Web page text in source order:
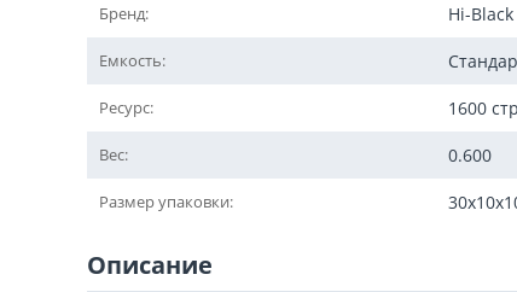
Бренд: Hi-Black
Емкость:
Ресурс: 1600
Вес: 0.600
Размер упаковки:
Описание